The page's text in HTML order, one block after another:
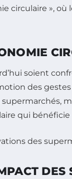
circulaire »,
soient
des
qui